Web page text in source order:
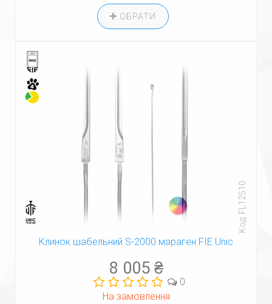
ОБРАТИ
Код: FL12510
Клинок шабельний S-2000 мараген FIE Unic
8 005 ₴
0
На замовлення